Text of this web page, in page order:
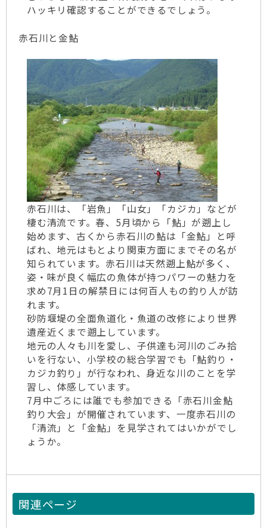
ハッキリ確認することができるでしょう。
赤石川と金鮎
赤石川は、「岩魚」「山女」「カジカ」などが
棲む清流です。春、5月頃から「鮎」が遡上し
始めます、古くから赤石川の鮎は「金鮎」と呼
ばれ、地元はもとより関東方面にまでその名が
知られています。赤石川は天然遡上鮎が多く、
姿・味が良く幅広の魚体が持つパワーの魅力を
求め7月1日の解禁日には何百人もの釣り人が訪
れます。
砂防堰堤の全面魚道化・魚道の改修により世界
遺産近くまで遡上しています。
地元の人々も川を愛し、子供達も河川のごみ拾
いを行ない、小学校の総合学習でも「鮎釣り・
カジカ釣り」が行なわれ、身近な川のことを学
習し、体感しています。
7月中ごろには誰でも参加できる「赤石川金鮎
釣り大会」が開催されています、一度赤石川の
「清流」と「金鮎」を見学されてはいかがでし
ょうか。
関連ページ